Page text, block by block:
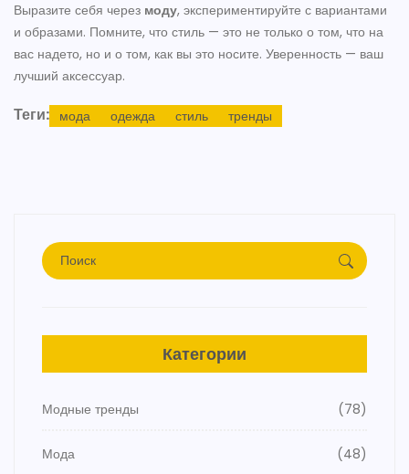
Выразите себя через моду, экспериментируйте с вариантами
и образами. Помните, что стиль — это не только о том, что на
вас надето, но и о том, как вы это носите. Уверенность — ваш
лучший аксессуар.
Теги: мода одежда стиль тренды
Категории
Модные тренды (78)
Мода (48)